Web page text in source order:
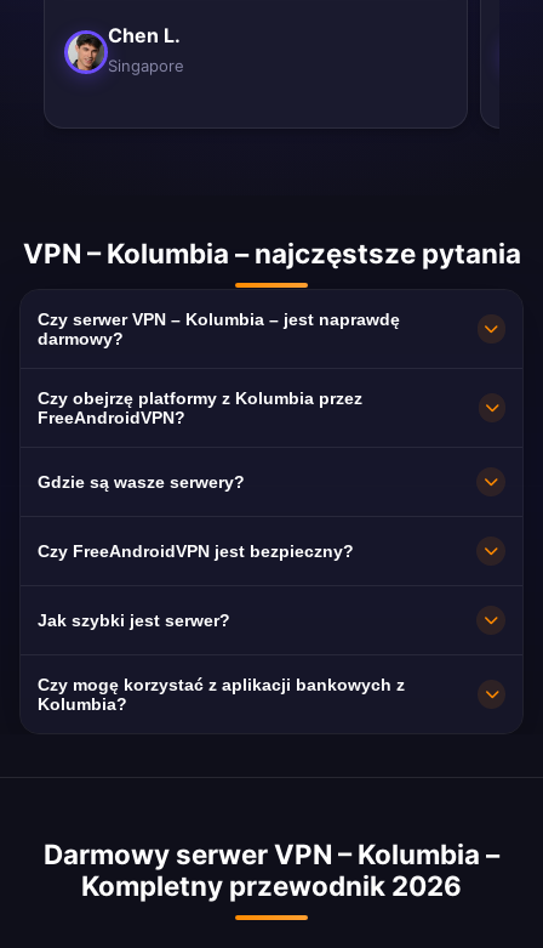
Chen L.
Singapore
VPN – Kolumbia – najczęstsze pytania
Czy serwer VPN – Kolumbia – jest naprawdę
darmowy?
abonamentu, karty i rejestracji, z
Czy obejrzę platformy z Kolumbia przez
FreeAndroidVPN?
Caracol Televisión, RCN Televisión i Canal 1,
Gdzie są wasze serwery?
10 Gb/s i automatycznie przełączają się na
Czy FreeAndroidVPN jest bezpieczny?
braku logów: Twoja aktywność pozostaje
Jak szybki jest serwer?
Bardzo szybki, 10 Gb/s. Średnia prędkość w
kraju to 70 Mbps – idealna do streamingu HD.
Czy mogę korzystać z aplikacji bankowych z
Kolumbia?
dostępne z adresem IP z Kolumbia.
Darmowy serwer VPN – Kolumbia –
Kompletny przewodnik 2026